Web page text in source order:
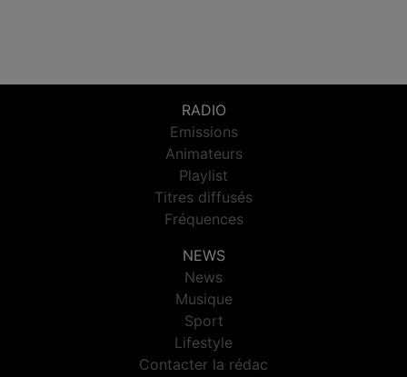
RADIO
Emissions
Animateurs
Playlist
Titres diffusés
Fréquences
NEWS
News
Musique
Sport
Lifestyle
Contacter la rédac